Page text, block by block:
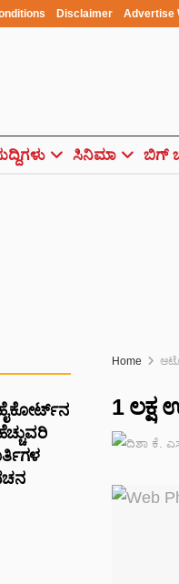
Disclaimer Advertise
ಸಿನಿಮಾ ಬಿಗ್
Home
1 ಲಕ್ಷ